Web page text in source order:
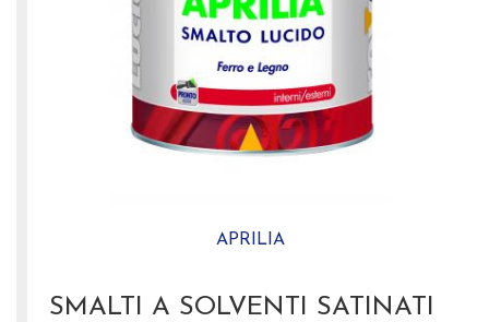
APRILIA
SMALTI A SOLVENTI SATINATI